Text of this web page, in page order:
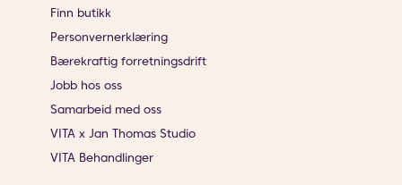
Finn butikk
Personvernerklæring
Bærekraftig forretningsdrift
Jobb hos oss
Samarbeid med oss
VITA x Jan Thomas Studio
VITA Behandlinger